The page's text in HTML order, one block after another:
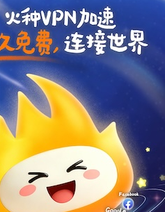
[0] 反对[0]
支持[0] 反对[0]